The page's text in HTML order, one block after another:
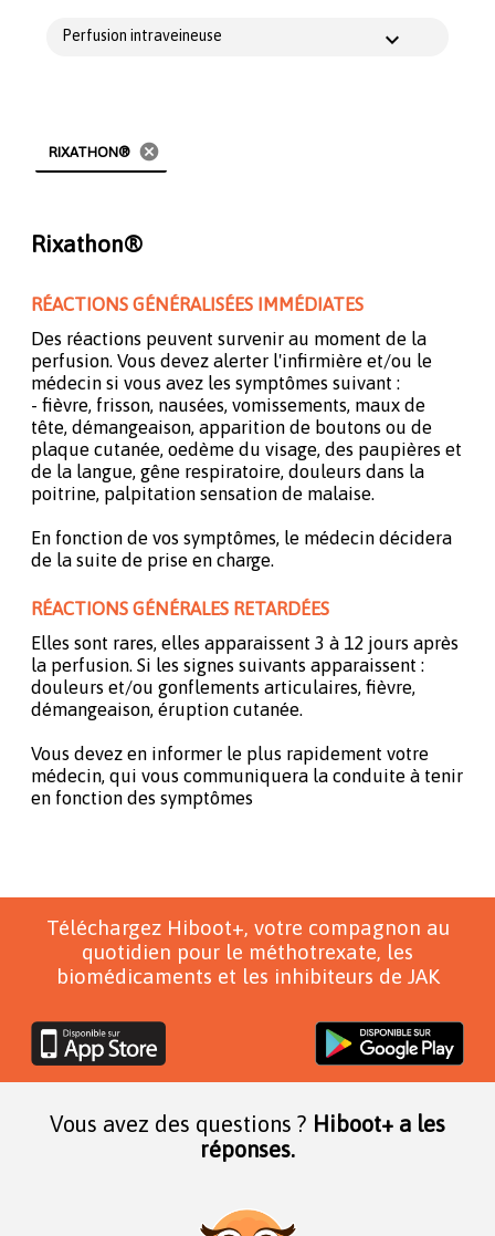
Perfusion intraveineuse
RIXATHON® cancel
Rixathon®
RÉACTIONS GÉNÉRALISÉES IMMÉDIATES
Des réactions peuvent survenir au moment de la
perfusion. Vous devez alerter l'infirmière et/ou le
médecin si vous avez les symptômes suivant :
- fièvre, frisson, nausées, vomissements, maux de
tête, démangeaison, apparition de boutons ou de
plaque cutanée, oedème du visage, des paupières et
de la langue, gêne respiratoire, douleurs dans la
poitrine, palpitation sensation de malaise.
En fonction de vos symptômes, le médecin décidera
de la suite de prise en charge.
RÉACTIONS GÉNÉRALES RETARDÉES
Elles sont rares, elles apparaissent 3 à 12 jours après
la perfusion. Si les signes suivants apparaissent :
douleurs et/ou gonflements articulaires, fièvre,
démangeaison, éruption cutanée.
Vous devez en informer le plus rapidement votre
médecin, qui vous communiquera la conduite à tenir
en fonction des symptômes
Téléchargez Hiboot+, votre compagnon au
quotidien pour le méthotrexate, les
biomédicaments et les inhibiteurs de JAK
Vous avez des questions ? Hiboot+ a les
réponses.